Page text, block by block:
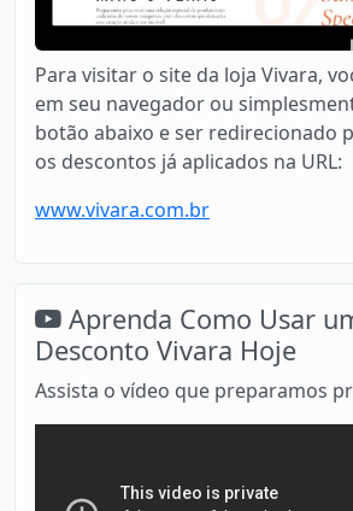
Para visitar o site da loja Vivara,
em seu navegador ou
botão abaixo e ser redirecionado
os descontos já aplicados na URL:
www.vivara.com.br
Aprenda Como Usar
Desconto Vivara Hoje
Assista o vídeo que preparamos